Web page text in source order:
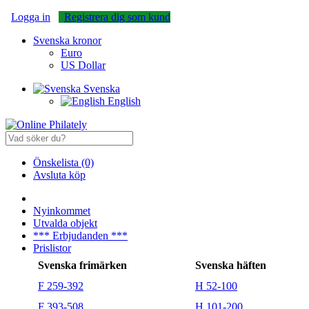
Logga in
Registrera dig som kund
Svenska kronor
Euro
US Dollar
Svenska
English
Önskelista (0)
Avsluta köp
Nyinkommet
Utvalda objekt
*** Erbjudanden ***
Prislistor
Svenska frimärken
Svenska häften
F 259-392
H 52-100
F 393-508
H 101-200